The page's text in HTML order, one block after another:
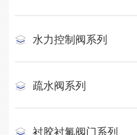
水力控制阀系列
疏水阀系列
衬胶衬氟阀门系列